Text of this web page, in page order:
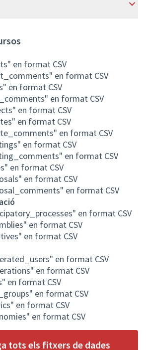
en format CSV
en format CSV
en format CSV
en format CSV
en format CSV
en format CSV
en format CSV
en format CSV
en format CSV
en format CSV
en format CSV
en format CSV
en format CSV
en format CSV
en format CSV
en format CSV
en format CSV
en format CSV
en format CSV
en format CSV
en format CSV
tots els fitxers de dades